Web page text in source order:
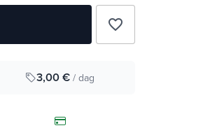
favorite_border
3,00 €/ dag